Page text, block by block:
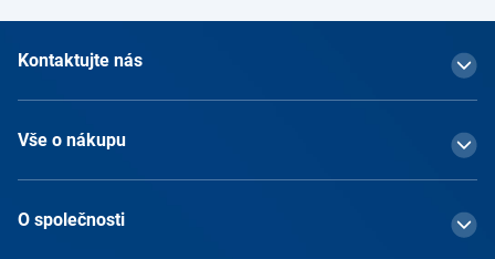
Kontaktujte nás
Vše o nákupu
O společnosti